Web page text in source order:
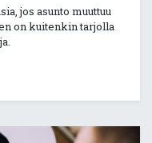
jos asunto muuttuu
on kuitenkin tarjolla